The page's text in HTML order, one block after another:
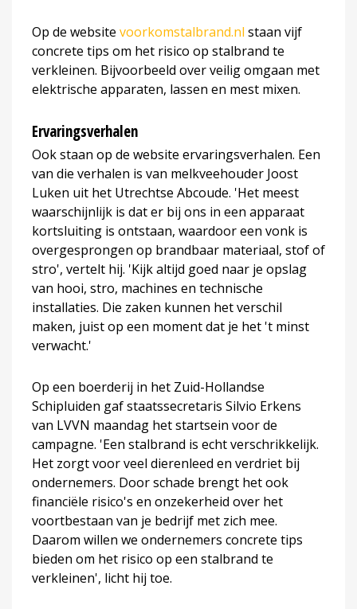
Op de website voorkomstalbrand.nl staan vijf
concrete tips om het risico op stalbrand te
verkleinen. Bijvoorbeeld over veilig omgaan met
elektrische apparaten, lassen en mest mixen.
Ervaringsverhalen
Ook staan op de website ervaringsverhalen. Een
van die verhalen is van melkveehouder Joost
Luken uit het Utrechtse Abcoude. 'Het meest
waarschijnlijk is dat er bij ons in een apparaat
kortsluiting is ontstaan, waardoor een vonk is
overgesprongen op brandbaar materiaal, stof of
stro', vertelt hij. 'Kijk altijd goed naar je opslag
van hooi, stro, machines en technische
installaties. Die zaken kunnen het verschil
maken, juist op een moment dat je het 't minst
verwacht.'
Op een boerderij in het Zuid-Hollandse
Schipluiden gaf staatssecretaris Silvio Erkens
van LVVN maandag het startsein voor de
campagne. 'Een stalbrand is echt verschrikkelijk.
Het zorgt voor veel dierenleed en verdriet bij
ondernemers. Door schade brengt het ook
financiële risico's en onzekerheid over het
voortbestaan van je bedrijf met zich mee.
Daarom willen we ondernemers concrete tips
bieden om het risico op een stalbrand te
verkleinen', licht hij toe.